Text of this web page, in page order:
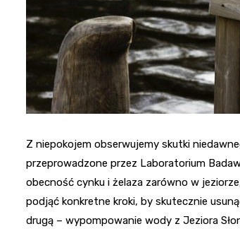
Z niepokojem obserwujemy skutki
przeprowadzone przez Laboratorium
obecność cynku i żelaza zarówno w
podjąć konkretne kroki, by skutecznie
drugą – wypompowanie wody z Jeziora